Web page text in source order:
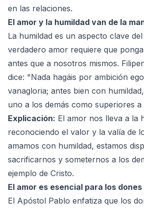
en las relaciones.
El amor y la humildad van de la
La humildad es un aspecto clave
verdadero amor requiere que
antes que a nosotros mismos.
dice: "Nada hagáis por ambición
vanagloria; antes bien con
uno a los demás como superiores a
Explicación: El amor nos lleva a la
reconociendo el valor y la valía de
amamos con humildad, estamos
sacrificarnos y someternos a los
ejemplo de Cristo.
El amor es esencial para los
El Apóstol Pablo enfatiza que los